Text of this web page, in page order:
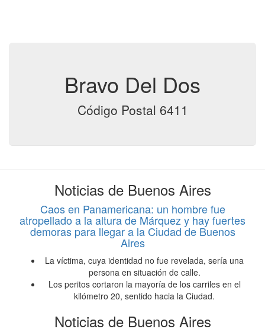
Bravo Del Dos
Código Postal 6411
Noticias de Buenos Aires
Caos en Panamericana: un hombre fue
atropellado a la altura de Márquez y hay fuertes
demoras para llegar a la Ciudad de Buenos
Aires
La víctima, cuya identidad no fue revelada, sería una
persona en situación de calle.
Los peritos cortaron la mayoría de los carriles en el
kilómetro 20, sentido hacia la Ciudad.
Noticias de Buenos Aires